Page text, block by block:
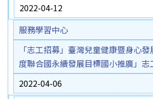
2022-04-12
服務學習中心
「志工招募」臺灣兒童健康暨身心
度聯合國永續發展目標國小推廣」志
2022-04-06